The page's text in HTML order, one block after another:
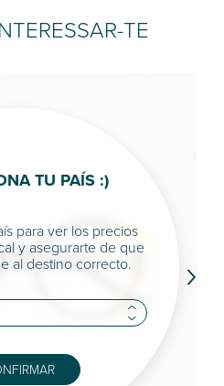
TE
›
TU PAÍS :)
para ver los precios
y asegurarte de que
al destino correcto.